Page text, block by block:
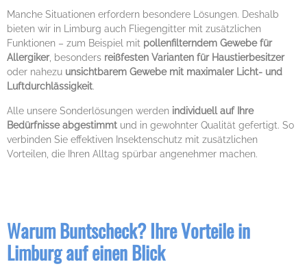
Manche Situationen erfordern besondere Lösungen. Deshalb
bieten wir in Limburg auch Fliegengitter mit zusätzlichen
Funktionen – zum Beispiel mit pollenfilterndem Gewebe für
Allergiker, besonders reißfesten Varianten für Haustierbesitzer
oder nahezu unsichtbarem Gewebe mit maximaler Licht- und
Luftdurchlässigkeit.
Alle unsere Sonderlösungen werden individuell auf Ihre
Bedürfnisse abgestimmt und in gewohnter Qualität gefertigt. So
verbinden Sie effektiven Insektenschutz mit zusätzlichen
Vorteilen, die Ihren Alltag spürbar angenehmer machen.
Warum Buntscheck? Ihre Vorteile in
Limburg auf einen Blick